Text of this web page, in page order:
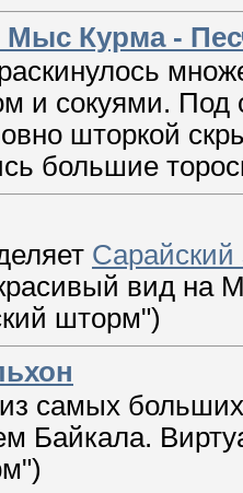
Курма -
и сокуями.
шторкой
большие
Сарайский
красивый вид
шторм")
самых
Байкала.